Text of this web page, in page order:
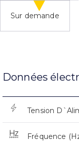
Sur demande
Données
Tension
Fréquence